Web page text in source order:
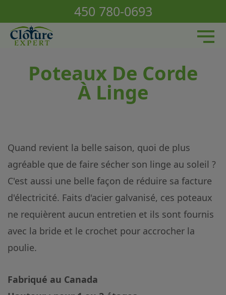
450 780-0693
Nos produits / Réalisations
À propos
Poteaux De Corde
À Linge
Quand revient la belle saison, quoi de plus
agréable que de faire sécher son linge au soleil ?
C'est aussi une belle façon de réduire sa facture
d'électricité. Faits d'acier galvanisé, ces poteaux
ne requièrent aucun entretien et ils sont fournis
avec la bride et le crochet pour accrocher la
poulie.
Fabriqué au Canada